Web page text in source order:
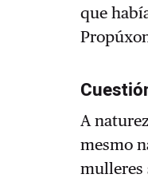
que
A
mesmo
mulleres